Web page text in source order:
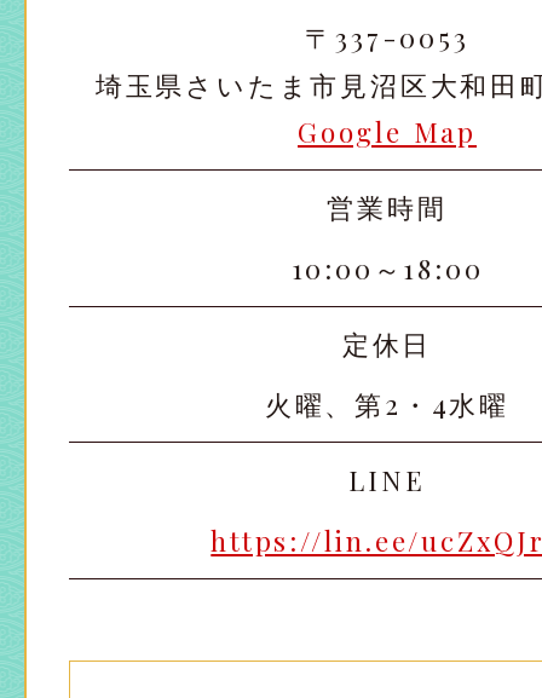
〒337-0053
埼玉県さいたま市見沼区大和田
Google Map
営業時間
10:00～18:00
定休日
火曜、第2・4水曜
LINE
https://lin.ee/